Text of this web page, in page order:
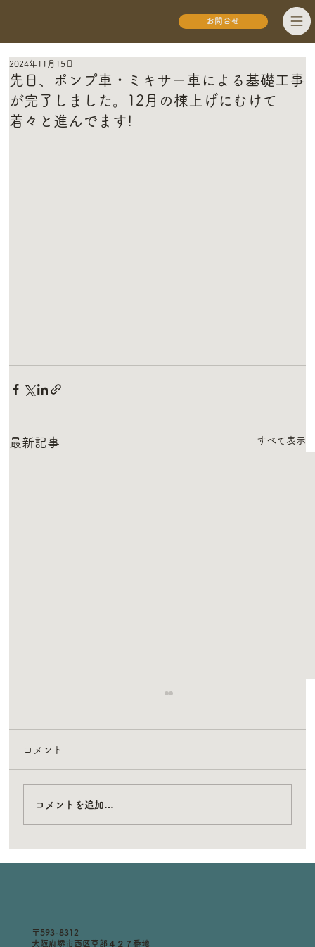
お問合せ
先日、ポンプ車・ミキサー車による基礎工事
が完了しました。12月の棟上げにむけて
着々と進んでます!
2024年11月15日
最新記事 すべて表示
もくもく保育園のシンボルでもある看板
コメント
コメントを追加…
〒593-8312
大阪府堺市西区草部４２７番地